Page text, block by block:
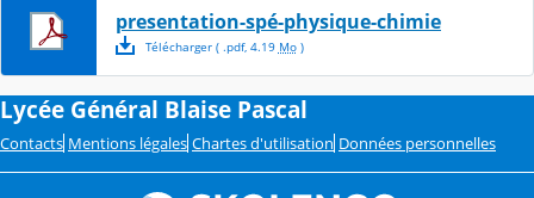
presentation-spé-physique-chimie
Télécharger( .pdf, 4.19 Mo)
Lycée Général Blaise Pascal
Contacts Mentions légales Chartes d'utilisation Données personnelles